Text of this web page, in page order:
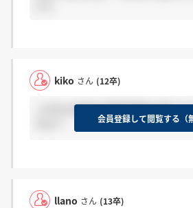
kiko さん (12卒)
これから技術の最終面接を受ける
会員登録して閲覧する（
llano さん (13卒)